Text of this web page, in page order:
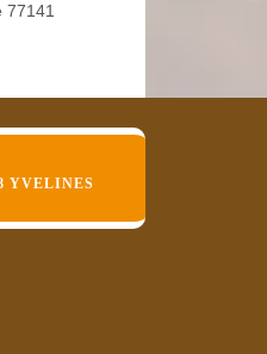
77141
YVELINES